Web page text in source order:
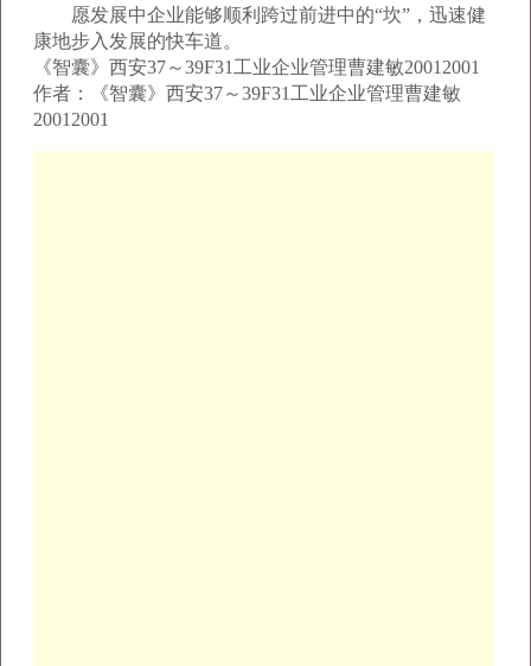
愿发展中企业能够顺利跨过前进中的“坎”，迅速健
康地步入发展的快车道。
《智囊》西安37～39F31工业企业管理曹建敏20012001
作者：《智囊》西安37～39F31工业企业管理曹建敏
20012001